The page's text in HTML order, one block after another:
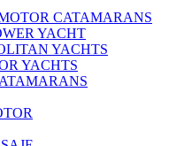
CATAMARANS
YACHT
YACHTS
YACHTS